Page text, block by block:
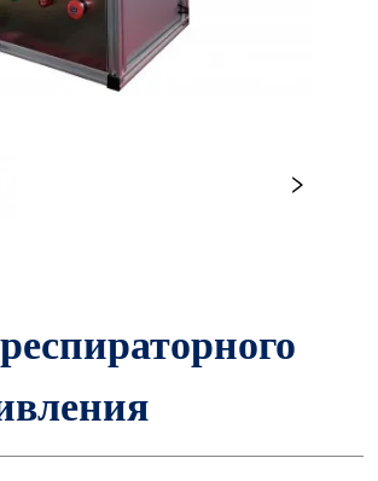
ㅤ ㅤㅤ ㅤ